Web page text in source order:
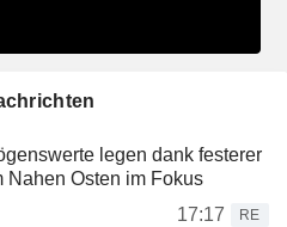
legen dank festerer
Nahen Osten im Fokus
17:17
RE